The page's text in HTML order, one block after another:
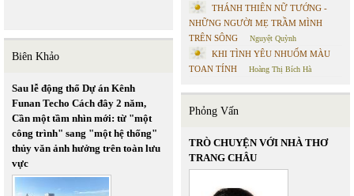
Biên Khảo
Sau lễ động thổ Dự án Kênh
Funan Techo Cách đây 2 năm,
Cần một tầm nhìn mới: từ "một
công trình" sang "một hệ thống"
thủy văn ảnh hưởng trên toàn lưu
vực
THÁNH THIÊN NỮ TƯỚNG -
NHỮNG NGƯỜI MẸ TRẦM MÌNH
TRÊN SÔNG
Nguyệt Quỳnh
KHI TÌNH YÊU NHUỐM MÀU
TOAN TÍNH
Hoàng Thị Bích Hà
Phỏng Vấn
TRÒ CHUYỆN VỚI NHÀ THƠ
TRANG CHÂU